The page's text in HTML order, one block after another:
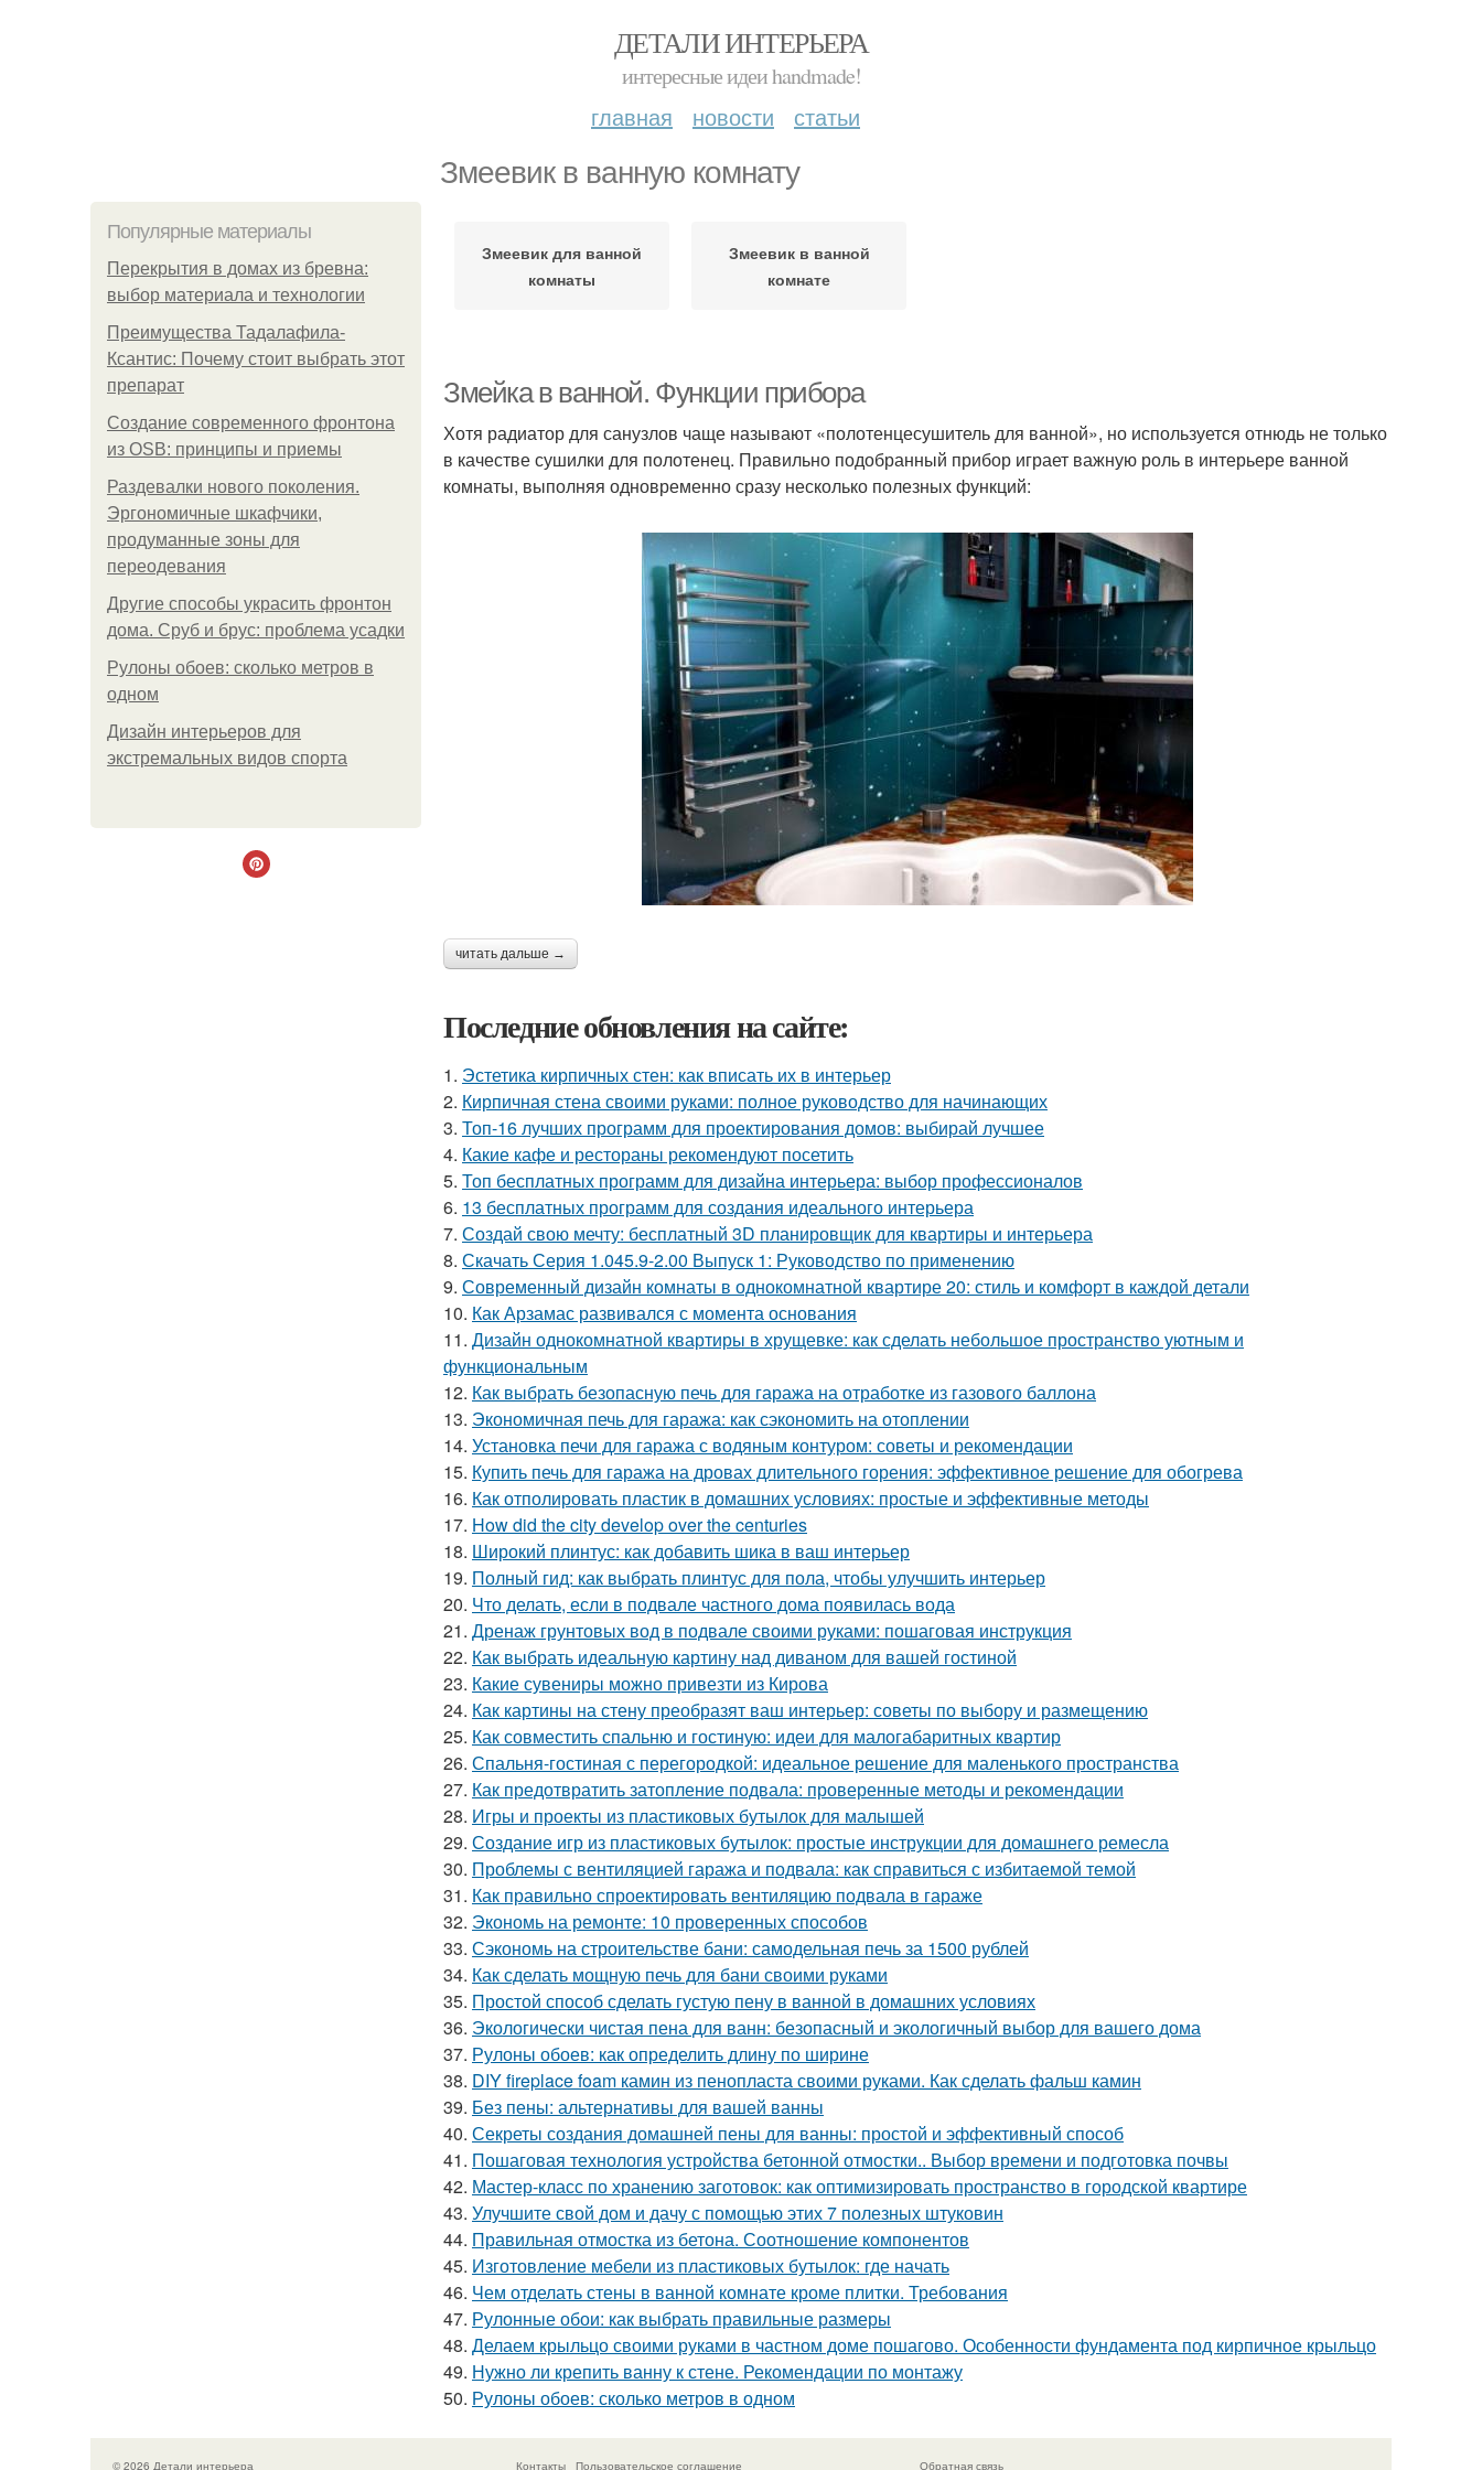
ДЕТАЛИ ИНТЕРЬЕРА
интересные идеи handmade!
главная новости статьи
Змеевик в ванную комнату
Популярные материалы
Перекрытия в домах из бревна:
выбор материала и технологии
Преимущества Тадалафила-
Ксантис: Почему стоит выбрать этот
препарат
Создание современного фронтона
из OSB: принципы и приемы
Раздевалки нового поколения.
Эргономичные шкафчики,
продуманные зоны для
переодевания
Другие способы украсить фронтон
дома. Сруб и брус: проблема усадки
Рулоны обоев: сколько метров в
одном
Дизайн интерьеров для
экстремальных видов спорта
Змеевик для ванной
комнаты
Змеевик в ванной
комнате
Змейка в ванной. Функции прибора
Хотя радиатор для санузлов чаще называют «полотенцесушитель для ванной», но используется отнюдь не только
в качестве сушилки для полотенец. Правильно подобранный прибор играет важную роль в интерьере ванной
комнаты, выполняя одновременно сразу несколько полезных функций:
читать дальше →
Последние обновления на сайте:
1. Эстетика кирпичных стен: как вписать их в интерьер
2. Кирпичная стена своими руками: полное руководство для начинающих
3. Топ-16 лучших программ для проектирования домов: выбирай лучшее
4. Какие кафе и рестораны рекомендуют посетить
5. Топ бесплатных программ для дизайна интерьера: выбор профессионалов
6. 13 бесплатных программ для создания идеального интерьера
7. Создай свою мечту: бесплатный 3D планировщик для квартиры и интерьера
8. Скачать Серия 1.045.9-2.00 Выпуск 1: Руководство по применению
9. Современный дизайн комнаты в однокомнатной квартире 20: стиль и комфорт в каждой детали
10. Как Арзамас развивался с момента основания
11. Дизайн однокомнатной квартиры в хрущевке: как сделать небольшое пространство уютным и
функциональным
12. Как выбрать безопасную печь для гаража на отработке из газового баллона
13. Экономичная печь для гаража: как сэкономить на отоплении
14. Установка печи для гаража с водяным контуром: советы и рекомендации
15. Купить печь для гаража на дровах длительного горения: эффективное решение для обогрева
16. Как отполировать пластик в домашних условиях: простые и эффективные методы
17. How did the city develop over the centuries
18. Широкий плинтус: как добавить шика в ваш интерьер
19. Полный гид: как выбрать плинтус для пола, чтобы улучшить интерьер
20. Что делать, если в подвале частного дома появилась вода
21. Дренаж грунтовых вод в подвале своими руками: пошаговая инструкция
22. Как выбрать идеальную картину над диваном для вашей гостиной
23. Какие сувениры можно привезти из Кирова
24. Как картины на стену преобразят ваш интерьер: советы по выбору и размещению
25. Как совместить спальню и гостиную: идеи для малогабаритных квартир
26. Спальня-гостиная с перегородкой: идеальное решение для маленького пространства
27. Как предотвратить затопление подвала: проверенные методы и рекомендации
28. Игры и проекты из пластиковых бутылок для малышей
29. Создание игр из пластиковых бутылок: простые инструкции для домашнего ремесла
30. Проблемы с вентиляцией гаража и подвала: как справиться с избитаемой темой
31. Как правильно спроектировать вентиляцию подвала в гараже
32. Экономь на ремонте: 10 проверенных способов
33. Сэкономь на строительстве бани: самодельная печь за 1500 рублей
34. Как сделать мощную печь для бани своими руками
35. Простой способ сделать густую пену в ванной в домашних условиях
36. Экологически чистая пена для ванн: безопасный и экологичный выбор для вашего дома
37. Рулоны обоев: как определить длину по ширине
38. DIY fireplace foam камин из пенопласта своими руками. Как сделать фальш камин
39. Без пены: альтернативы для вашей ванны
40. Секреты создания домашней пены для ванны: простой и эффективный способ
41. Пошаговая технология устройства бетонной отмостки.. Выбор времени и подготовка почвы
42. Мастер-класс по хранению заготовок: как оптимизировать пространство в городской квартире
43. Улучшите свой дом и дачу с помощью этих 7 полезных штуковин
44. Правильная отмостка из бетона. Соотношение компонентов
45. Изготовление мебели из пластиковых бутылок: где начать
46. Чем отделать стены в ванной комнате кроме плитки. Требования
47. Рулонные обои: как выбрать правильные размеры
48. Делаем крыльцо своими руками в частном доме пошагово. Особенности фундамента под кирпичное крыльцо
49. Нужно ли крепить ванну к стене. Рекомендации по монтажу
50. Рулоны обоев: сколько метров в одном
© 2026 Детали интерьера Контакты Пользовательское соглашение Обратная связь